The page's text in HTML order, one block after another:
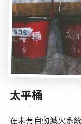
太平桶
在未有自動滅火系